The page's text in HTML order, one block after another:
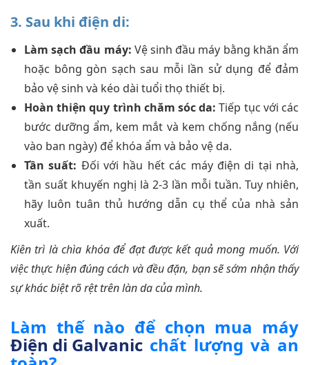
3. Sau khi điện di:
Làm sạch đầu máy: Vệ sinh đầu máy bằng khăn ẩm
hoặc bông gòn sạch sau mỗi lần sử dụng để đảm
bảo vệ sinh và kéo dài tuổi thọ thiết bị.
Hoàn thiện quy trình chăm sóc da: Tiếp tục với các
bước dưỡng ẩm, kem mắt và kem chống nắng (nếu
vào ban ngày) để khóa ẩm và bảo vệ da.
Tần suất: Đối với hầu hết các máy điện di tại nhà,
tần suất khuyến nghị là 2-3 lần mỗi tuần. Tuy nhiên,
hãy luôn tuân thủ hướng dẫn cụ thể của nhà sản
xuất.
Kiên trì là chìa khóa để đạt được kết quả mong muốn. Với
việc thực hiện đúng cách và đều đặn, bạn sẽ sớm nhận thấy
sự khác biệt rõ rệt trên làn da của mình.
Làm thế nào để chọn mua máy
Điện di Galvanic chất lượng và an